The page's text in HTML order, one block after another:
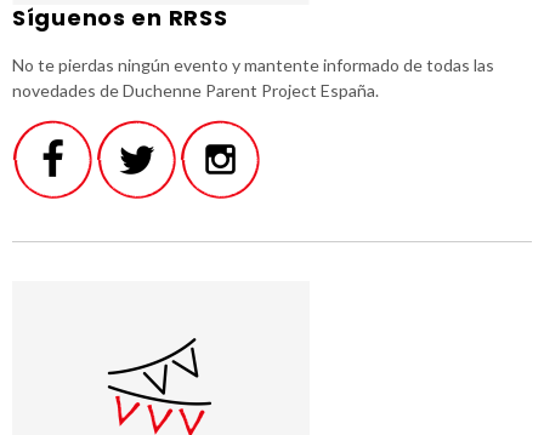
Síguenos en RRSS
No te pierdas ningún evento y mantente informado de todas las
novedades de Duchenne Parent Project España.